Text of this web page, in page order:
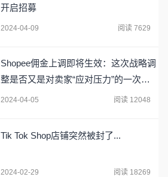
开启招募
2024-04-09 阅读 7629
Shopee佣金上调即将生效：这次战略调
整是否又是对卖家“应对压力”的一次考
验？
2024-04-05 阅读 12048
Tik Tok Shop店铺突然被封了...
2024-02-29 阅读 18269